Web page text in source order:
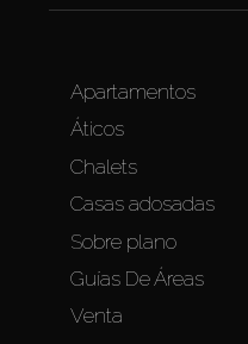
Apartamentos
Áticos
Chalets
Casas adosadas
Sobre plano
Guías De Áreas
Venta